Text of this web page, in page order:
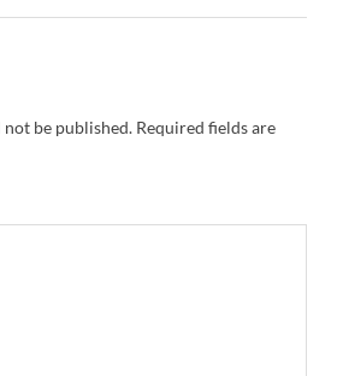
be published. Required fields are